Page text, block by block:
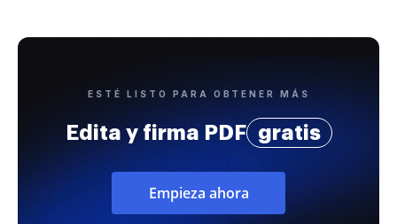
ESTÉ LISTO PARA OBTENER MÁS
Edita y firma PDF gratis
Empieza ahora